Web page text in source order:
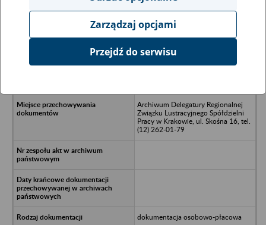
Ukryj wszystkie pozycje bazy
Przedsiębiorstwo Usługowo-
Archiwum Delegatury Regionalnej
Związku Lustracyjnego Spółdzielni
Pracy w Krakowie, ul. Skośna 16, tel.
(12) 262-01-79
dokumentacja osobowo-płacowa
Zarządzaj opcjami
Przejdź do serwisu